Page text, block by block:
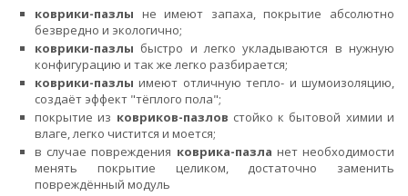
коврики-пазлы не имеют запаха, покрытие абсолютно
безвредно и экологично;
коврики-пазлы быстро и легко укладываются в нужную
конфигурацию и так же легко разбирается;
коврики-пазлы имеют отличную тепло- и шумоизоляцию,
создаёт эффект "тёплого пола";
покрытие из ковриков-пазлов стойко к бытовой химии и
влаге, легко чистится и моется;
в случае повреждения коврика-пазла нет необходимости
менять покрытие целиком, достаточно заменить
повреждённый модуль